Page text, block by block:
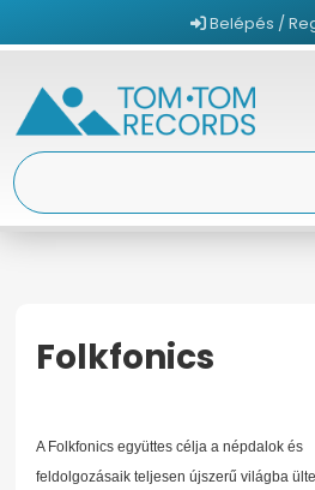
Belépés /
Folkfonics
A Folkfonics együttes célja a népdalok és
feldolgozásaik teljesen újszerű világba